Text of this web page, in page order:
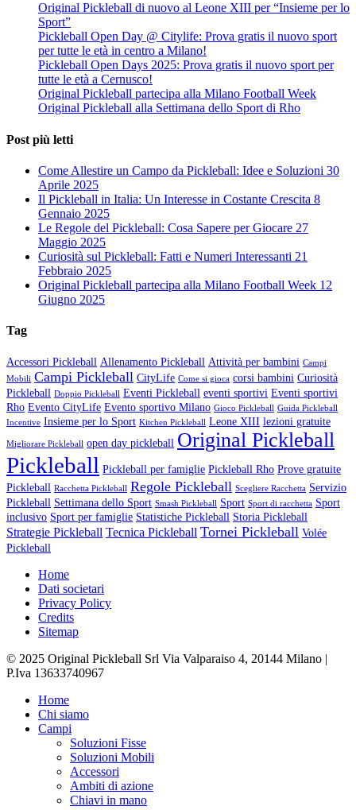
Original Pickleball di nuovo al Leone XIII per “Insieme per lo
Sport”
Pickleball Open Day @ Citylife: Prova gratis il nuovo sport
per tutte le età in centro a Milano!
Pickleball Open Days 2025: Prova gratis il nuovo sport per
tutte le età a Cernusco!
Original Pickleball partecipa alla Milano Football Week
Original Pickleball alla Settimana dello Sport di Rho
Post più letti
Come Allestire un Campo da Pickleball: Idee e Soluzioni 30
Aprile 2025
Il Pickleball in Italia: Un Interesse in Costante Crescita 8
Gennaio 2025
Le Regole del Pickleball: Cosa Sapere per Giocare 27
Maggio 2025
Curiosità sul Pickleball: Fatti e Numeri Interessanti 21
Febbraio 2025
Original Pickleball partecipa alla Milano Football Week 12
Giugno 2025
Tag
Accessori Pickleball Allenamento Pickleball Attività per bambini Campi
Mobili Campi Pickleball CityLife Come si gioca corsi bambini Curiosità
Pickleball Doppio Pickleball Eventi Pickleball eventi sportivi Eventi sportivi
Rho Evento CityLife Evento sportivo Milano Gioco Pickleball Guida Pickleball
Incentive Insieme per lo Sport Kitchen Pickleball Leone XIII lezioni gratuite
Migliorare Pickleball open day pickleball Original Pickleball
Pickleball Pickleball per famiglie Pickleball Rho Prove gratuite
Pickleball Racchetta Pickleball Regole Pickleball Scegliere Racchetta Servizio
Pickleball Settimana dello Sport Smash Pickleball Sport Sport di racchetta Sport
inclusivo Sport per famiglie Statistiche Pickleball Storia Pickleball
Strategie Pickleball Tecnica Pickleball Tornei Pickleball Volée
Pickleball
Home
Dati societari
Privacy Policy
Credits
Sitemap
© 2025 Original Pickleball Srl Via Valparaiso 4, 20144 Milano |
P.Iva 13633740967
Close
Menu
Home
Chi siamo
Campi
Soluzioni Fisse
Soluzioni Mobili
Accessori
Ambiti di azione
Chiavi in mano